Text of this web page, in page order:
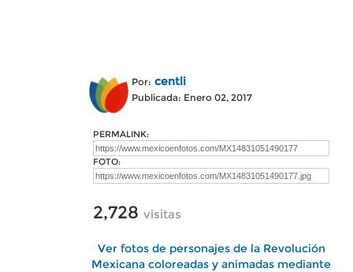
Por: centli
Publicada: Enero 02, 2017
PERMALINK:
FOTO:
2,728 visitas
Ver fotos de personajes de la Revolución
Mexicana coloreadas y animadas mediante